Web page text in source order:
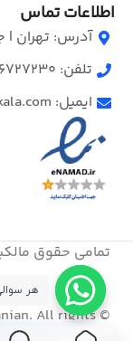
اطلاعات تماس
آدرس: تهران |
تلفن: 02166727230
ایمیل: info@cinemakala.com
تمامی حقوق
All rights
هر